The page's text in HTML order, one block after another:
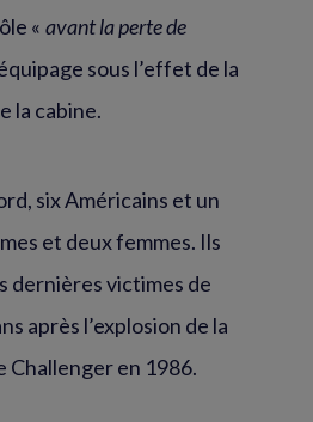
« avant la perte de
sous l’effet de la
la cabine.
six Américains et un
et deux femmes. Ils
dernières victimes de
après l’explosion de la
Challenger en 1986.